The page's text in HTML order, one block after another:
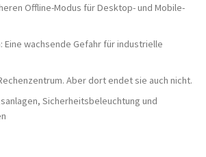
Offline-Modus für Desktop- und Mobile-
Eine wachsende Gefahr für industrielle
Aber dort endet sie auch nicht.
Sicherheitsbeleuchtung und